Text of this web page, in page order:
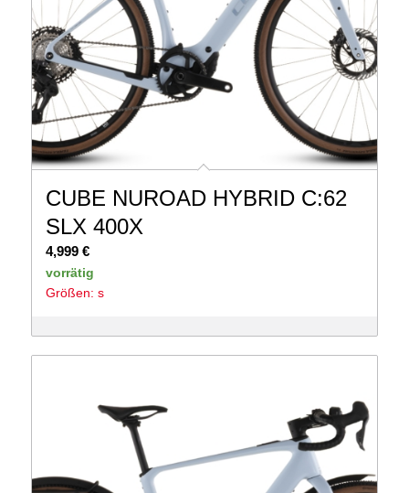
CUBE NUROAD HYBRID C:62
SLX 400X
4,999 €
vorrätig
Größen: s